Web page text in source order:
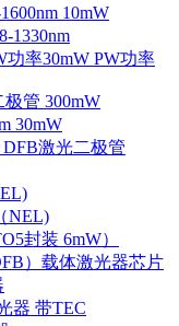
10mW
1330nm
功率30mW PW功率
极管 300mW
30mW
DFB激光二极管
NEL)
封装 6mW）
）载体激光器芯片
器 带TEC